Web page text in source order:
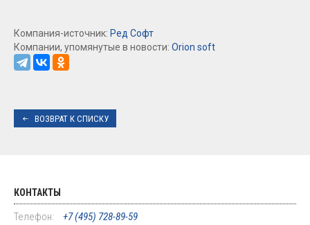
Компания-источник: Ред Софт
Компании, упомянутые в новости: Orion soft
ВОЗВРАТ К СПИСКУ
КОНТАКТЫ
Телефон:
+7 (495) 728-89-59